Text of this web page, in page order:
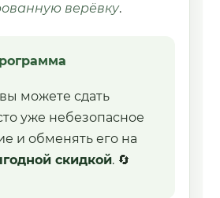
верёвку.
можете сдать
уже небезопасное
и обменять его на
скидкой. 🔄